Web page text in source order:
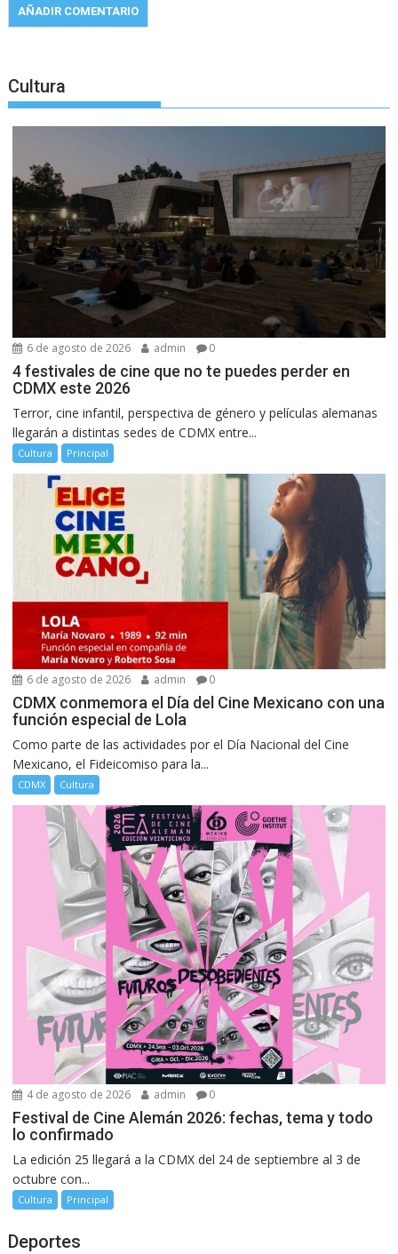
Cultura
6 de agosto de 2026 admin 0
4 festivales de cine que no te puedes perder en
CDMX este 2026
Terror, cine infantil, perspectiva de género y películas alemanas
llegarán a distintas sedes de CDMX entre...
Cultura Principal
6 de agosto de 2026 admin 0
CDMX conmemora el Día del Cine Mexicano con una
función especial de Lola
Como parte de las actividades por el Día Nacional del Cine
Mexicano, el Fideicomiso para la...
CDMX Cultura
4 de agosto de 2026 admin 0
Festival de Cine Alemán 2026: fechas, tema y todo
lo confirmado
La edición 25 llegará a la CDMX del 24 de septiembre al 3 de
octubre con...
Cultura Principal
Deportes